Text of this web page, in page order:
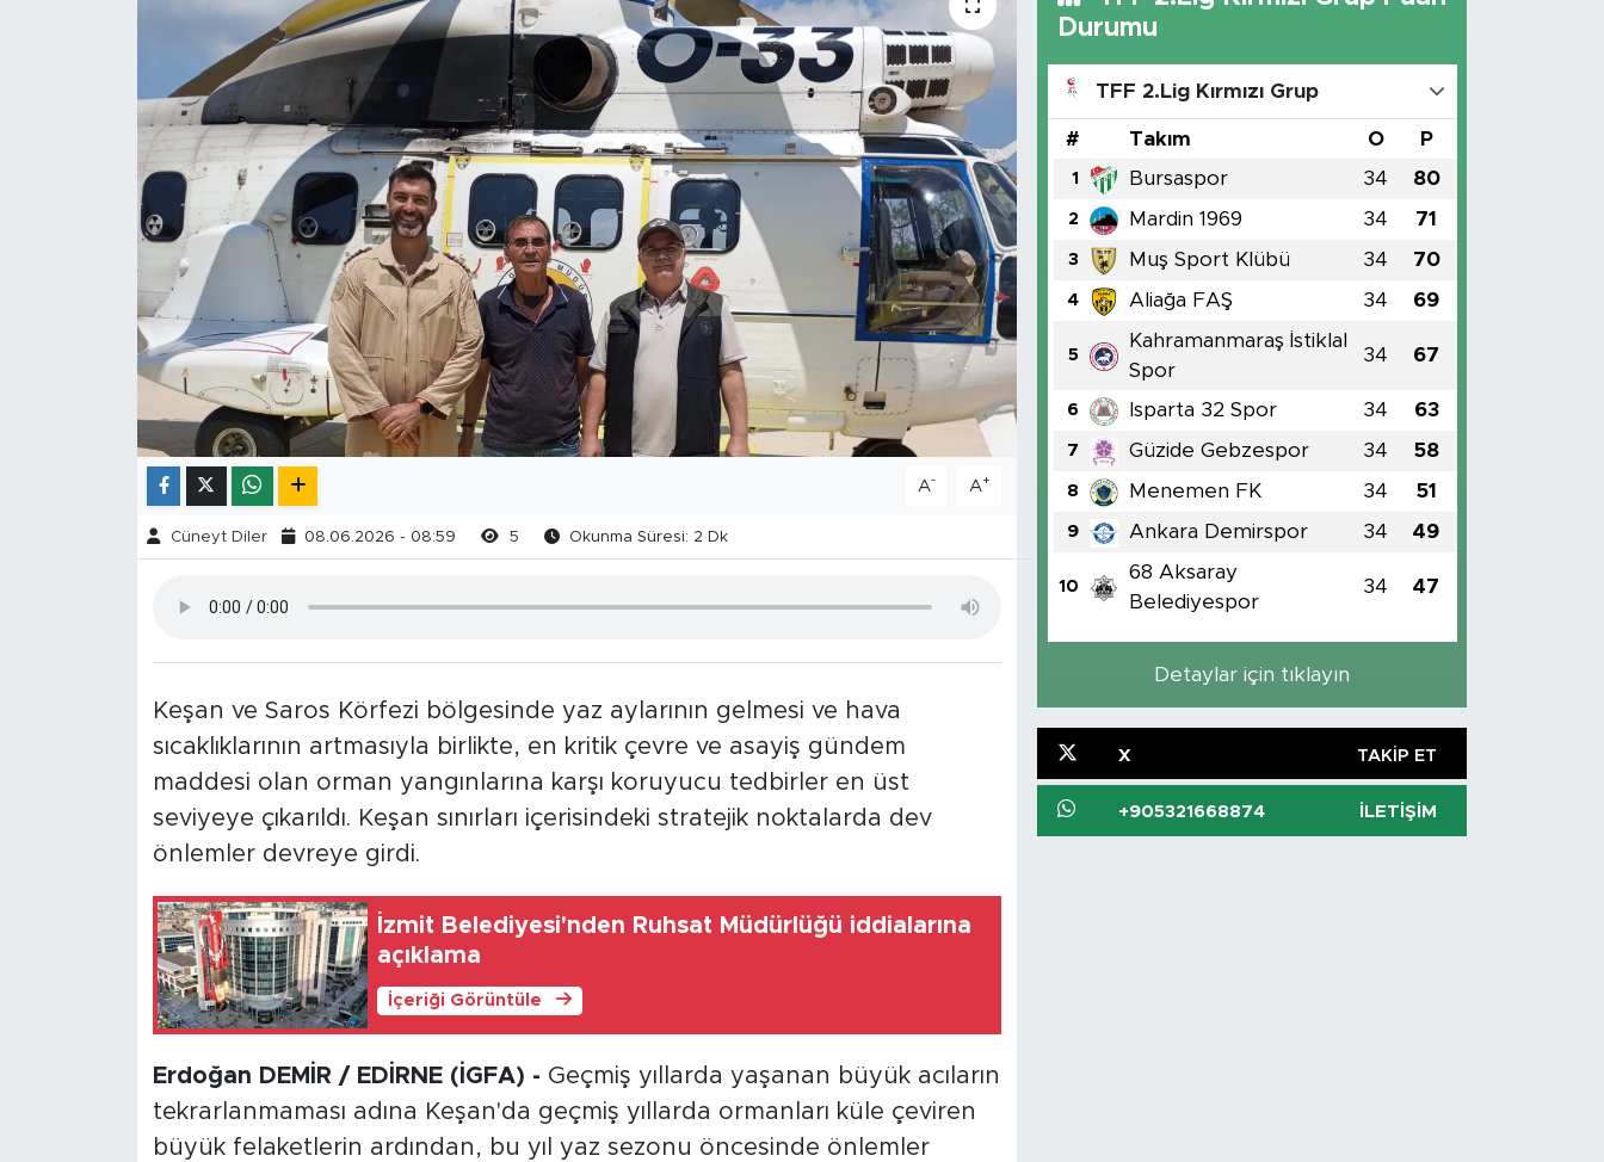
A- A+
Cüneyt Diler 08.06.2026 - 08:59 5 Okunma Süresi: 2 Dk
Keşan ve Saros Körfezi bölgesinde yaz aylarının gelmesi ve hava
sıcaklıklarının artmasıyla birlikte, en kritik çevre ve asayiş gündem
maddesi olan orman yangınlarına karşı koruyucu tedbirler en üst
seviyeye çıkarıldı. Keşan sınırları içerisindeki stratejik noktalarda dev
önlemler devreye girdi.
İzmit Belediyesi'nden Ruhsat Müdürlüğü iddialarına
açıklama
İçeriği Görüntüle
Erdoğan DEMİR / EDİRNE (İGFA) - Geçmiş yıllarda yaşanan büyük acıların
tekrarlanmaması adına Keşan'da geçmiş yıllarda ormanları küle çeviren
büyük felaketlerin ardından, bu yıl yaz sezonu öncesinde önlemler
Durumu
TFF 2.Lig Kırmızı Grup
# Takım O P
1 Bursaspor 34 80
2 Mardin 1969 34 71
3 Muş Sport Klübü 34 70
4 Aliağa FAŞ 34 69
5
Kahramanmaraş İstiklal
Spor
34 67
6 Isparta 32 Spor 34 63
7 Güzide Gebzespor 34 58
8 Menemen FK 34 51
9 Ankara Demirspor 34 49
10
68 Aksaray
Belediyespor
34 47
Detaylar için tıklayın
X TAKIP ET
+905321668874 İLETIŞIM